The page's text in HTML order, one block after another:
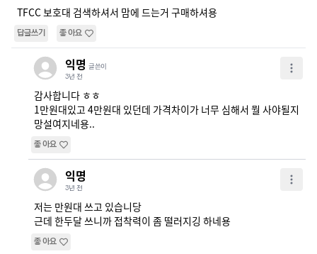
TFCC 보호대 검색하셔서 맘에 드는거 구매하셔용
답글쓰기 좋아요
익명 글쓴이
3년 전
감사합니다 ㅎㅎ
1만원대있고 4만원대 있던데 가격차이가 너무 심해서 뭘 사야될지
망설여지네용..
좋아요
익명
3년 전
저는 만원대 쓰고 있습니당
근데 한두달 쓰니까 접착력이 좀 떨러지깅 하네용
좋아요